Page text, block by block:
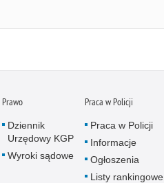
Prawo
Dziennik
Urzędowy KGP
Wyroki sądowe
Praca w Policji
Praca w Policji
Informacje
Ogłoszenia
Listy rankingowe